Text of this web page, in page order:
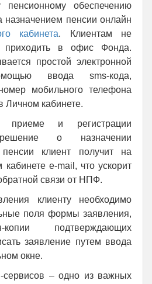
пенсионному обеспечению
назначением пенсии онлайн
кабинета. Клиентам не
приходить в офис Фонда.
простой электронной
ввода sms-кода,
мобильного телефона
Личном кабинете.
приеме и регистрации
о назначении
пенсии клиент получит на
e-mail, что ускорит
связи от НПФ.
клиенту необходимо
поля формы заявления,
подтверждающих
заявление путем ввода
окне.
сервисов – одно из важных